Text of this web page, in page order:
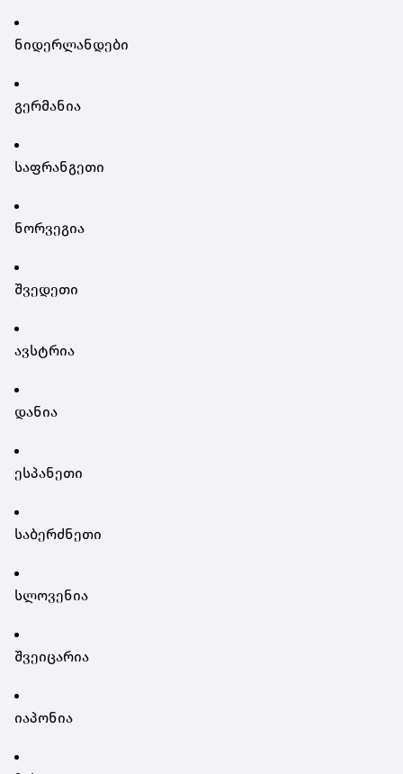
ნიდერლანდები
გერმანია
საფრანგეთი
ნორვეგია
შვედეთი
ავსტრია
დანია
ესპანეთი
საბერძნეთი
სლოვენია
შვეიცარია
იაპონია